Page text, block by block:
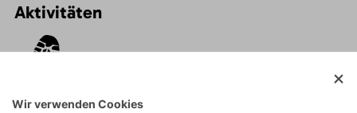
Aktivitäten
Wir verwenden Cookies